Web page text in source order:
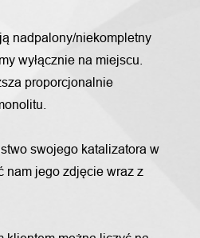
nadpalony/niekompletny
wyłącznie na miejscu.
proporcjonalnie
swojego katalizatora w
nam jego zdjęcie wraz z